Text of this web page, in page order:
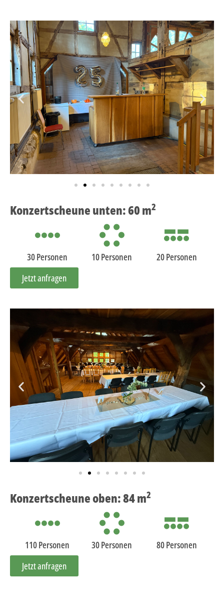
Konzertscheune unten: 60 m2
30 Personen 10 Personen
20 Personen
Jetzt anfragen
Konzertscheune oben: 84 m2
110 Personen 30 Personen
80 Personen
Jetzt anfragen